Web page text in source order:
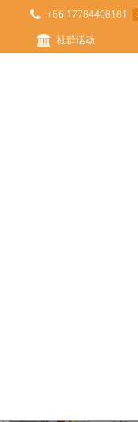
+86 17784408181
社群活动